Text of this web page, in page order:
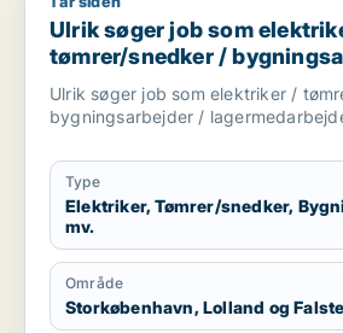
Ulrik søger job som
tømrer/snedker /
lagermedarbejder /
Ulrik søger job som elektriker /
bygningsarbejder /
Type
Elektriker, Tømrer/snedker,
mv.
Område
Storkøbenhavn, Lolland og